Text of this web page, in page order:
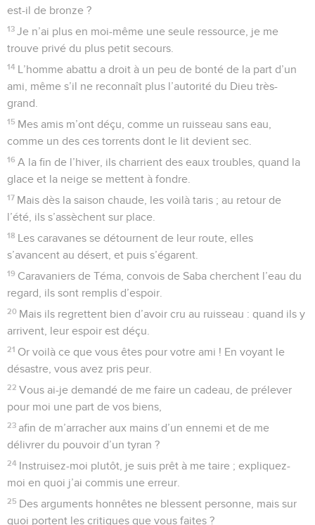
est-il de bronze ?
13 Je n’ai plus en moi-même une seule ressource, je me
trouve privé du plus petit secours.
14 L’homme abattu a droit à un peu de bonté de la part d’un
ami, même s’il ne reconnaît plus l’autorité du Dieu très-
grand.
15 Mes amis m’ont déçu, comme un ruisseau sans eau,
comme un des ces torrents dont le lit devient sec.
16 A la fin de l’hiver, ils charrient des eaux troubles, quand la
glace et la neige se mettent à fondre.
17 Mais dès la saison chaude, les voilà taris ; au retour de
l’été, ils s’assèchent sur place.
18 Les caravanes se détournent de leur route, elles
s’avancent au désert, et puis s’égarent.
19 Caravaniers de Téma, convois de Saba cherchent l’eau du
regard, ils sont remplis d’espoir.
20 Mais ils regrettent bien d’avoir cru au ruisseau : quand ils y
arrivent, leur espoir est déçu.
21 Or voilà ce que vous êtes pour votre ami ! En voyant le
désastre, vous avez pris peur.
22 Vous ai-je demandé de me faire un cadeau, de prélever
pour moi une part de vos biens,
23 afin de m’arracher aux mains d’un ennemi et de me
délivrer du pouvoir d’un tyran ?
24 Instruisez-moi plutôt, je suis prêt à me taire ; expliquez-
moi en quoi j’ai commis une erreur.
25 Des arguments honnêtes ne blessent personne, mais sur
quoi portent les critiques que vous faites ?